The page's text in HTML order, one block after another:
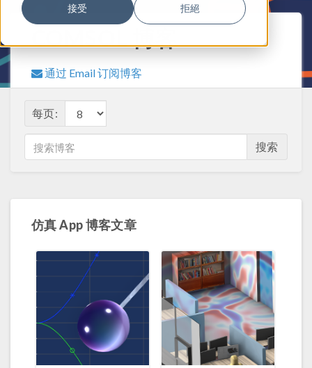
接受 拒絕
COMSOL 博客
通过 Email 订阅博客
每页:
搜索
仿真 App 博客文章